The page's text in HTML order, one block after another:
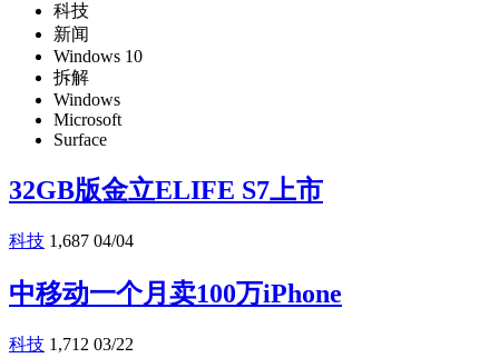
科技
新闻
Windows 10
拆解
Windows
Microsoft
Surface
32GB版金立ELIFE S7上市
科技 1,687 04/04
中移动一个月卖100万iPhone
科技 1,712 03/22